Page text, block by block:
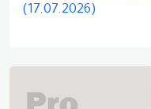
(17.07.2026)